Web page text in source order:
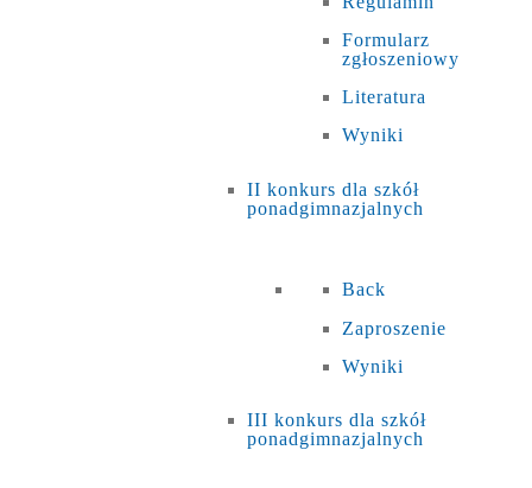
Formularz
zgłoszeniowy
Literatura
Wyniki
II konkurs dla szkół
ponadgimnazjalnych
Back
Zaproszenie
Wyniki
III konkurs dla szkół
ponadgimnazjalnych